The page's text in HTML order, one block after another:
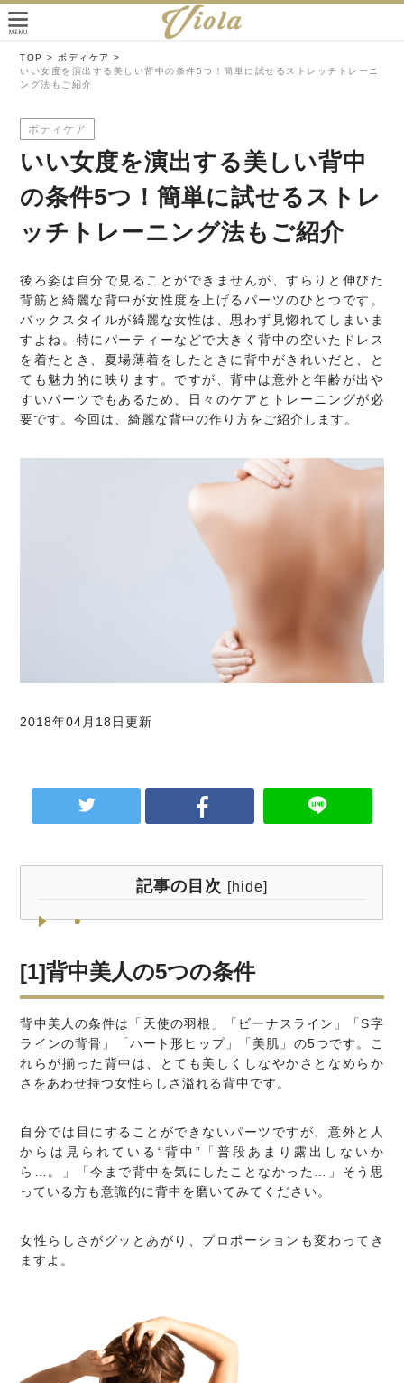
TOP >
ボディケア >
いい女度を演出する美しい背中の条件5つ！簡単に試せるストレッチトレーニ
ング法もご紹介
ボディケア
いい女度を演出する美しい背中
の条件5つ！簡単に試せるストレ
ッチトレーニング法もご紹介
後ろ姿は自分で見ることができませんが、すらりと伸びた
背筋と綺麗な背中が女性度を上げるパーツのひとつです。
バックスタイルが綺麗な女性は、思わず見惚れてしまいま
すよね。特にパーティーなどで大きく背中の空いたドレス
を着たとき、夏場薄着をしたときに背中がきれいだと、と
ても魅力的に映ります。ですが、背中は意外と年齢が出や
すいパーツでもあるため、日々のケアとトレーニングが必
要です。今回は、綺麗な背中の作り方をご紹介します。
2018年04月18日更新
記事の目次 [hide]
[1]背中美人の5つの条件
背中美人の条件は「天使の羽根」「ビーナスライン」「S字
ラインの背骨」「ハート形ヒップ」「美肌」の5つです。こ
れらが揃った背中は、とても美しくしなやかさとなめらか
さをあわせ持つ女性らしさ溢れる背中です。
自分では目にすることができないパーツですが、意外と人
からは見られている“背中”「普段あまり露出しないか
ら…。」「今まで背中を気にしたことなかった…」そう思
っている方も意識的に背中を磨いてみてください。
女性らしさがグッとあがり、プロポーションも変わってき
ますよ。